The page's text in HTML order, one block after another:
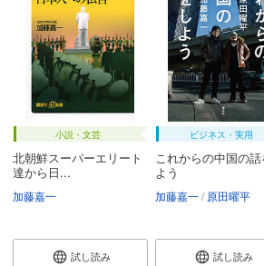
小説・文芸
北朝鮮スーパーエリート
達から日...
加藤嘉一
試し読み
ビジネス・実用
これからの中国の話
よう
加藤嘉一 原田曜平
試し読み